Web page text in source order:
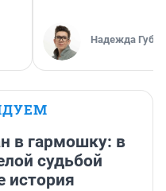
Надежда
в гармошку: в
судьбой
история